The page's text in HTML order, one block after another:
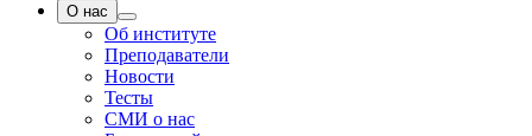
О нас
Об институте
Преподаватели
Новости
Тесты
СМИ о нас